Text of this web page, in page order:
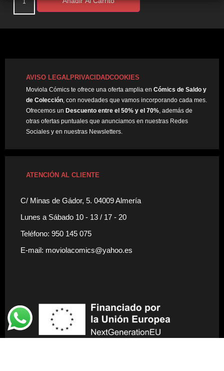
AVISO LEGALPRIVACIDADCOOKIES
Moviola Cómics te ofrece una oferta amplia en Cómics de Saldo y
de Colección, con novedades que vamos incorporando cada mes.
Ofrecemos un Descuento entre el 50% y el 70%, además de
otras ofertas puntuales que anunciamos en nuestras Redes
Sociales y en nuestras Newsletters.
ATENCIÓN AL CLIENTE
C/ Minas de Gádor, 5. 04009 Almería
Lunes a Sábado 10 - 13 / 17 - 20
Teléfono: 950 145 075
E-mail: moviolacomics@yahoo.es